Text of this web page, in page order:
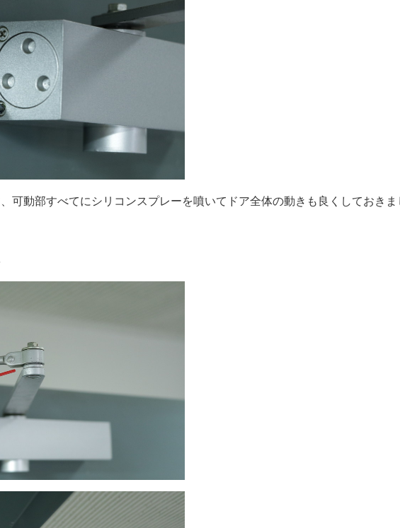
可動部すべてにシリコンスプレーを噴いてドア全体の動きも良くしておき